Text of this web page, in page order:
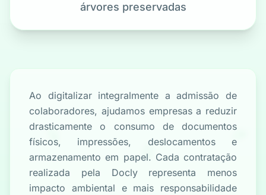
árvores preservadas
Ao digitalizar integralmente a admissão de
colaboradores, ajudamos empresas a reduzir
drasticamente o consumo de documentos
físicos, impressões, deslocamentos e
armazenamento em papel. Cada contratação
realizada pela Docly representa menos
impacto ambiental e mais responsabilidade